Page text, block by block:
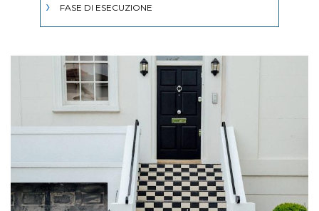
FASE DI ESECUZIONE